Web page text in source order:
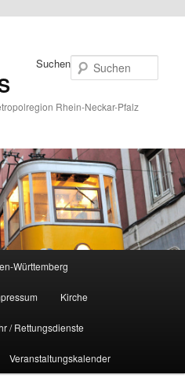
Rhein-Neckar-Pfalz
Suchen
Württemberg
Kirche
/ Rettungsdienste
Veranstaltungskalender